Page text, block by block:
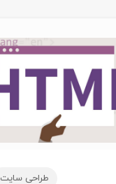
طراحی سایت